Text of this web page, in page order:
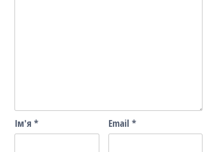
Ім'я * Email *